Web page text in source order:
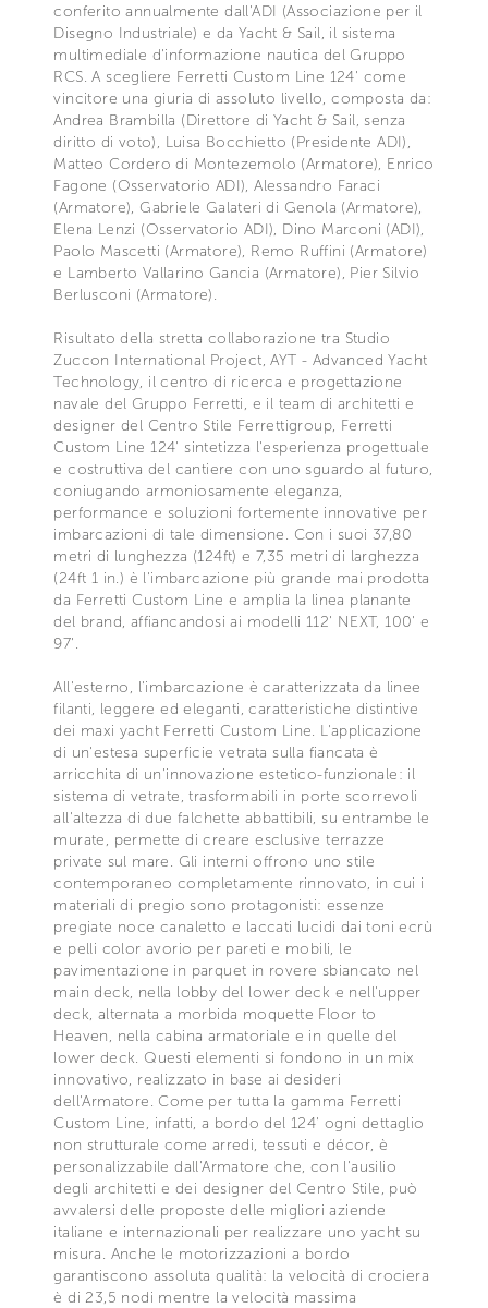
conferito annualmente dall'ADI (Associazione per il
Disegno Industriale) e da Yacht & Sail, il sistema
multimediale d'informazione nautica del Gruppo
RCS. A scegliere Ferretti Custom Line 124' come
vincitore una giuria di assoluto livello, composta da:
Andrea Brambilla (Direttore di Yacht & Sail, senza
diritto di voto), Luisa Bocchietto (Presidente ADI),
Matteo Cordero di Montezemolo (Armatore), Enrico
Fagone (Osservatorio ADI), Alessandro Faraci
(Armatore), Gabriele Galateri di Genola (Armatore),
Elena Lenzi (Osservatorio ADI), Dino Marconi (ADI),
Paolo Mascetti (Armatore), Remo Ruffini (Armatore)
e Lamberto Vallarino Gancia (Armatore), Pier Silvio
Berlusconi (Armatore).
Risultato della stretta collaborazione tra Studio
Zuccon International Project, AYT - Advanced Yacht
Technology, il centro di ricerca e progettazione
navale del Gruppo Ferretti, e il team di architetti e
designer del Centro Stile Ferrettigroup, Ferretti
Custom Line 124' sintetizza l'esperienza progettuale
e costruttiva del cantiere con uno sguardo al futuro,
coniugando armoniosamente eleganza,
performance e soluzioni fortemente innovative per
imbarcazioni di tale dimensione. Con i suoi 37,80
metri di lunghezza (124ft) e 7,35 metri di larghezza
(24ft 1 in.) è l'imbarcazione più grande mai prodotta
da Ferretti Custom Line e amplia la linea planante
del brand, affiancandosi ai modelli 112' NEXT, 100' e
97'.
All'esterno, l'imbarcazione è caratterizzata da linee
filanti, leggere ed eleganti, caratteristiche distintive
dei maxi yacht Ferretti Custom Line. L'applicazione
di un'estesa superficie vetrata sulla fiancata è
arricchita di un'innovazione estetico-funzionale: il
sistema di vetrate, trasformabili in porte scorrevoli
all'altezza di due falchette abbattibili, su entrambe le
murate, permette di creare esclusive terrazze
private sul mare. Gli interni offrono uno stile
contemporaneo completamente rinnovato, in cui i
materiali di pregio sono protagonisti: essenze
pregiate noce canaletto e laccati lucidi dai toni ecrù
e pelli color avorio per pareti e mobili, le
pavimentazione in parquet in rovere sbiancato nel
main deck, nella lobby del lower deck e nell'upper
deck, alternata a morbida moquette Floor to
Heaven, nella cabina armatoriale e in quelle del
lower deck. Questi elementi si fondono in un mix
innovativo, realizzato in base ai desideri
dell'Armatore. Come per tutta la gamma Ferretti
Custom Line, infatti, a bordo del 124' ogni dettaglio
non strutturale come arredi, tessuti e décor, è
personalizzabile dall'Armatore che, con l'ausilio
degli architetti e dei designer del Centro Stile, può
avvalersi delle proposte delle migliori aziende
italiane e internazionali per realizzare uno yacht su
misura. Anche le motorizzazioni a bordo
garantiscono assoluta qualità: la velocità di crociera
è di 23,5 nodi mentre la velocità massima